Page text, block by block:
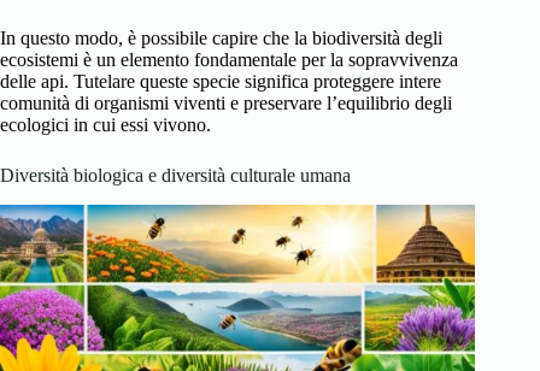
In questo modo, è possibile capire che la biodiversità degli
ecosistemi è un elemento fondamentale per la sopravvivenza
delle api. Tutelare queste specie significa proteggere intere
comunità di organismi viventi e preservare l’equilibrio degli
ecologici in cui essi vivono.
Diversità biologica e diversità culturale umana